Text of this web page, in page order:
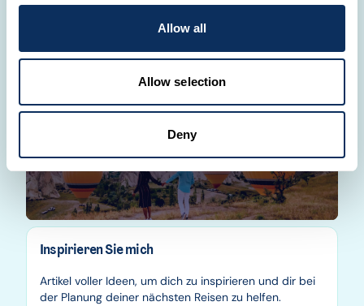
Allow all
Allow selection
Deny
Inspirieren Sie mich
Artikel voller Ideen, um dich zu inspirieren und dir bei
der Planung deiner nächsten Reisen zu helfen.